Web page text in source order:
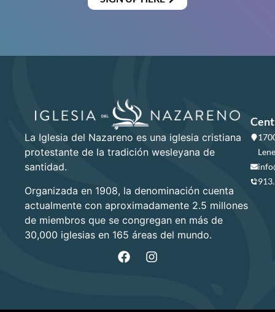
La Iglesia del Nazareno es una iglesia cristiana
protestante de la tradición wesleyana de
santidad.
Organizada en 1908, la denominación cuenta
actualmente con aproximadamente 2.5 millones
de miembros que se congregan en más de
30,000 iglesias en 165 áreas del mundo.